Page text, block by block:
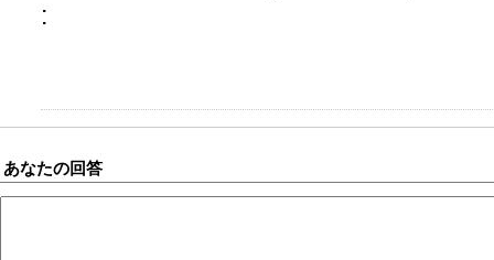
:
あなたの回答